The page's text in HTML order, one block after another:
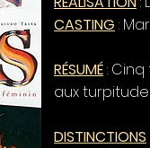
CASTING :
RÉSUMÉ:
aux
DISTINCTIONS